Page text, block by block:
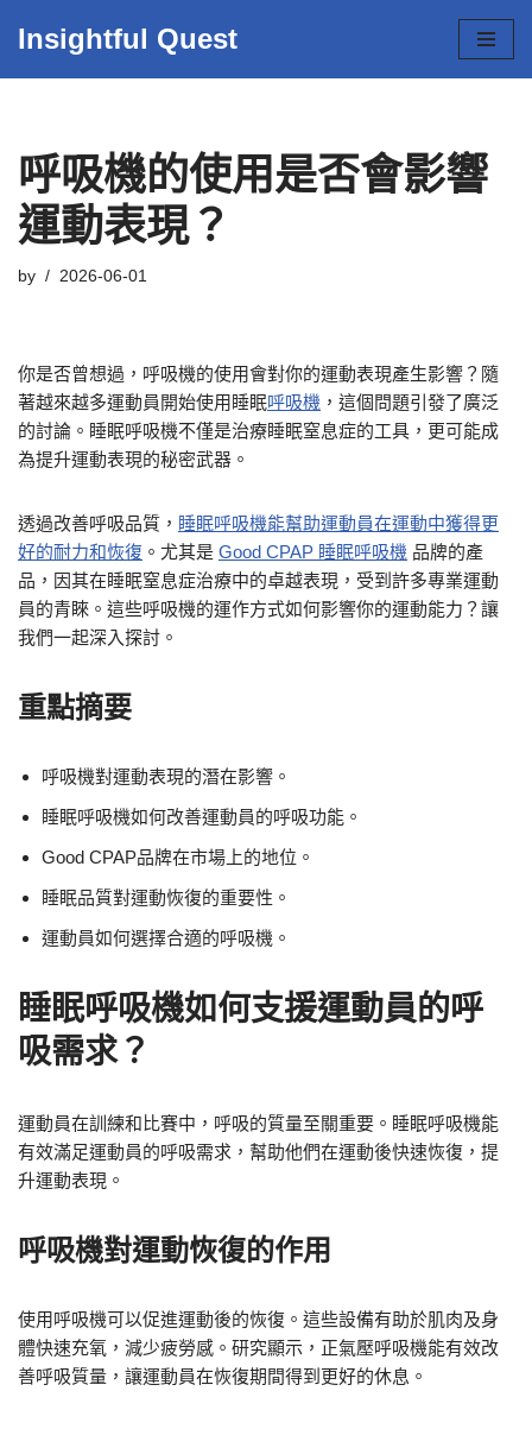
Insightful Quest
呼吸機的使用是否會影響
運動表現？
by 2026-06-01
你是否曾想過，呼吸機的使用會對你的運動表現產生影響？隨
著越來越多運動員開始使用睡眠呼吸機 ，這個問題引發了廣泛
的討論。睡眠呼吸機不僅是治療睡眠窒息症的工具，更可能成
為提升運動表現的秘密武器。
透過改善呼吸品質， 睡眠呼吸機能幫助運動員在運動中獲得更
好的耐力和恢復 。尤其是 Good CPAP 睡眠呼吸機 品牌的產
品，因其在睡眠窒息症治療中的卓越表現，受到許多專業運動
員的青睞。這些呼吸機的運作方式如何影響你的運動能力？讓
我們一起深入探討。
重點摘要
呼吸機對運動表現的潛在影響。
睡眠呼吸機如何改善運動員的呼吸功能。
Good CPAP品牌在市場上的地位。
睡眠品質對運動恢復的重要性。
運動員如何選擇合適的呼吸機。
睡眠呼吸機如何支援運動員的呼
吸需求？
運動員在訓練和比賽中，呼吸的質量至關重要。睡眠呼吸機能
有效滿足運動員的呼吸需求，幫助他們在運動後快速恢復，提
升運動表現。
呼吸機對運動恢復的作用
使用呼吸機可以促進運動後的恢復。這些設備有助於肌肉及身
體快速充氧，減少疲勞感。研究顯示，正氣壓呼吸機能有效改
善呼吸質量，讓運動員在恢復期間得到更好的休息。